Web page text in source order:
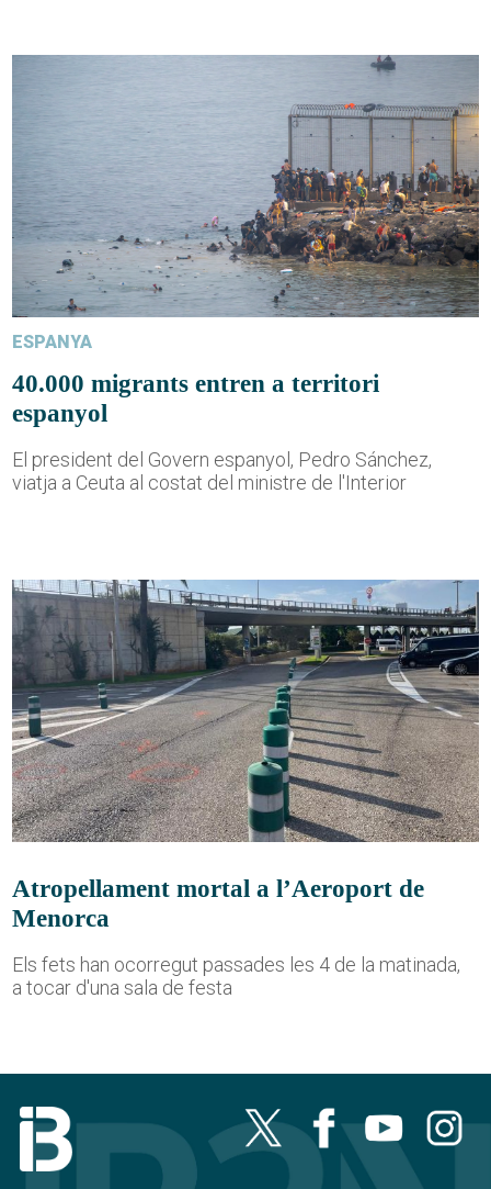
ESPANYA
40.000 migrants entren a territori
espanyol
El president del Govern espanyol, Pedro Sánchez,
viatja a Ceuta al costat del ministre de l'Interior
Atropellament mortal a l’Aeroport de
Menorca
Els fets han ocorregut passades les 4 de la matinada,
a tocar d'una sala de festa